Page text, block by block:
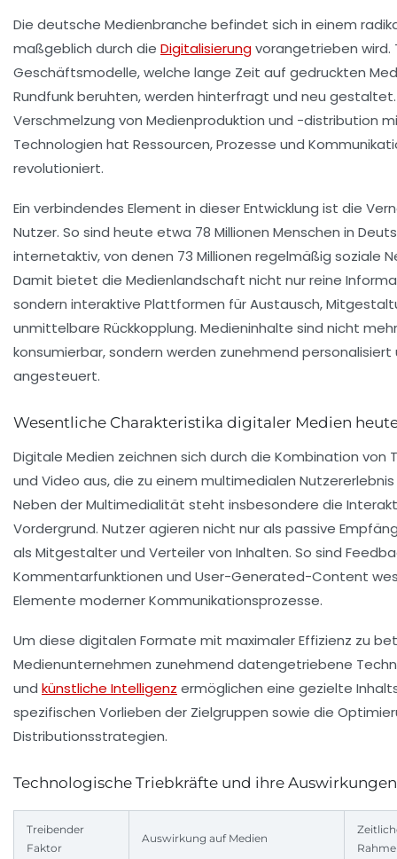
Die deutsche Medienbranche befindet sich in einem
maßgeblich durch die Digitalisierungvorangetrieben wird.
Geschäftsmodelle, welche lange Zeit auf gedruckten
Rundfunk beruhten, werden hinterfragt und neu gestaltet.
Verschmelzung von Medienproduktion und -distribution
Technologien hat Ressourcen, Prozesse und
revolutioniert.
Ein verbindendes Element in dieser Entwicklung ist die
Nutzer. So sind heute etwa 78 Millionen Menschen in
internetaktiv, von denen 73 Millionen regelmäßig soziale
Damit bietet die Medienlandschaft nicht nur reine
sondern interaktive Plattformen für Austausch,
unmittelbare Rückkopplung. Medieninhalte sind nicht
konsumierbar, sondern werden zunehmend personalisiert
angesteuert.
Wesentliche Charakteristika digitaler Medien
Digitale Medien zeichnen sich durch die Kombination von
und Video aus, die zu einem multimedialen
Neben der Multimedialität steht insbesondere die
Vordergrund. Nutzer agieren nicht nur als passive
als Mitgestalter und Verteiler von Inhalten. So sind
Kommentarfunktionen und User-Generated-Content
Elemente moderner Kommunikationsprozesse.
Um diese digitalen Formate mit maximaler Effizienz zu
Medienunternehmen zunehmend datengetriebene
und künstliche Intelligenz ermöglichen eine gezielte
spezifischen Vorlieben der Zielgruppen sowie die
Distributionsstrategien.
Technologische Triebkräfte und ihre
Treibender
Faktor
Auswirkung auf Medien